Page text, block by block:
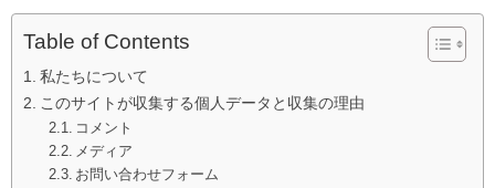
Table of Contents
私たちについて
このサイトが収集する個人データと収集の理由
コメント
メディア
お問い合わせフォーム